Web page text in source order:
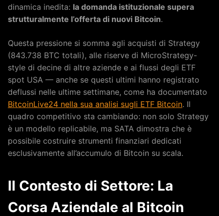
dinamica inedita: la domanda istituzionale supera
strutturalmente l’offerta di nuovi Bitcoin.
Questa pressione si somma agli acquisti di Strategy
(843.738 BTC totali), alle riserve di MicroStrategy-
style di decine di altre aziende e ai flussi degli ETF
spot USA — anche se questi ultimi hanno registrato
deflussi nelle ultime settimane, come ha documentato
BitcoinLive24 nella sua analisi sugli ETF Bitcoin. Il
quadro competitivo sta cambiando: non solo Strategy
è un modello replicabile, ma SATA dimostra che è
possibile costruire strumenti finanziari dedicati
esclusivamente all’accumulo di Bitcoin su scala.
Il Contesto di Settore: La
Corsa Aziendale al Bitcoin